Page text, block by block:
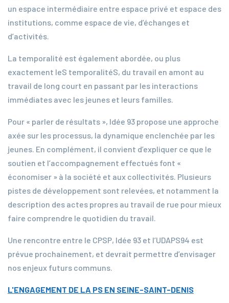
un espace intermédiaire entre espace privé et espace des
institutions, comme espace de vie, d’échanges et
d’activités.
La temporalité est également abordée, ou plus
exactement leS temporalitéS, du travail en amont au
travail de long court en passant par les interactions
immédiates avec les jeunes et leurs familles.
Pour « parler de résultats », Idée 93 propose une approche
axée sur les processus, la dynamique enclenchée par les
jeunes. En complément, il convient d’expliquer ce que le
soutien et l’accompagnement effectués font «
économiser » à la société et aux collectivités. Plusieurs
pistes de développement sont relevées, et notamment la
description des actes propres au travail de rue pour mieux
faire comprendre le quotidien du travail.
Une rencontre entre le CPSP, Idée 93 et l’UDAPS94 est
prévue prochainement, et devrait permettre d’envisager
nos enjeux futurs communs.
L'ENGAGEMENT DE LA PS EN SEINE-SAINT-DENIS